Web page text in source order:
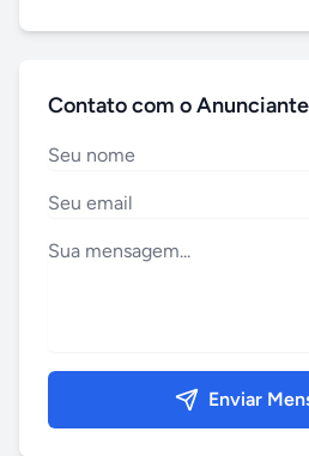
Contato com o Anunciante
Enviar